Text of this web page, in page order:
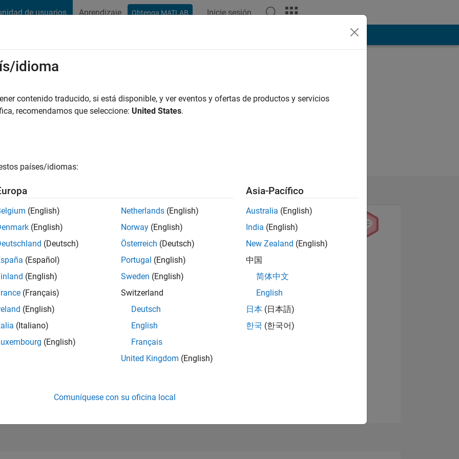
de usuarios Aprendizaje Obtenga MATLAB Inicie sesión
1 año hace|Con actividad
05/26 07/26
532
RESPUESTAS
0.00%
idioma
contenido traducido, si está disponible, y ver eventos y ofertas de productos y servicios
recomendamos que seleccione: United States.
países/idiomas:
(English)
(English)
(Deutsch)
(Español)
(English)
(Français)
(English)
(Italiano)
(English)
Netherlands (English)
Norway (English)
Österreich (Deutsch)
Portugal (English)
Sweden (English)
Switzerland
Deutsch
English
Français
United Kingdom (English)
Asia-Pacífico
Australia (English)
India (English)
New Zealand (English)
中国
简体中文
English
日本 (日本語)
한국 (한국어)
Comuníquese con su oficina local